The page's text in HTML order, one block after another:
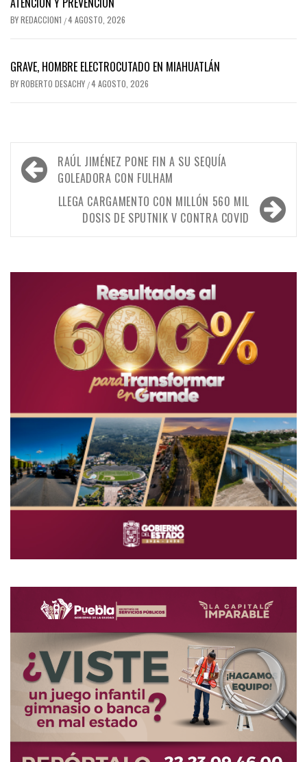
BYREDACCION1 /4 AGOSTO, 2026
GRAVE, HOMBRE ELECTROCUTADO EN MIAHUATLÁN
BYROBERTO DESACHY /4 AGOSTO, 2026
Navegación
de
entradas
RAÚL JIMÉNEZ PONE FIN A SU SEQUÍA
GOLEADORA CON FULHAM
LLEGA CARGAMENTO CON MILLÓN 560 MIL
DOSIS DE SPUTNIK V CONTRA COVID